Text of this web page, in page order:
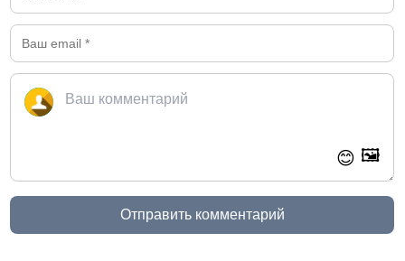
😊 🖼️
Отправить комментарий